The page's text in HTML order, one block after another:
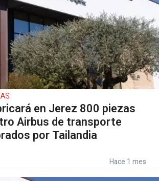
en Jerez 800 piezas
Airbus de transporte
por Tailandia
Hace 1 mes